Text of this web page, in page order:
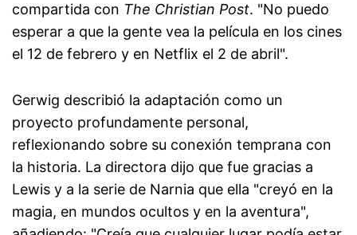
compartida con The Christian Post. "No puedo
esperar a que la gente vea la película en los cines
el 12 de febrero y en Netflix el 2 de abril".
Gerwig describió la adaptación como un
proyecto profundamente personal,
reflexionando sobre su conexión temprana con
la historia. La directora dijo que fue gracias a
Lewis y a la serie de Narnia que ella "creyó en la
magia, en mundos ocultos y en la aventura",